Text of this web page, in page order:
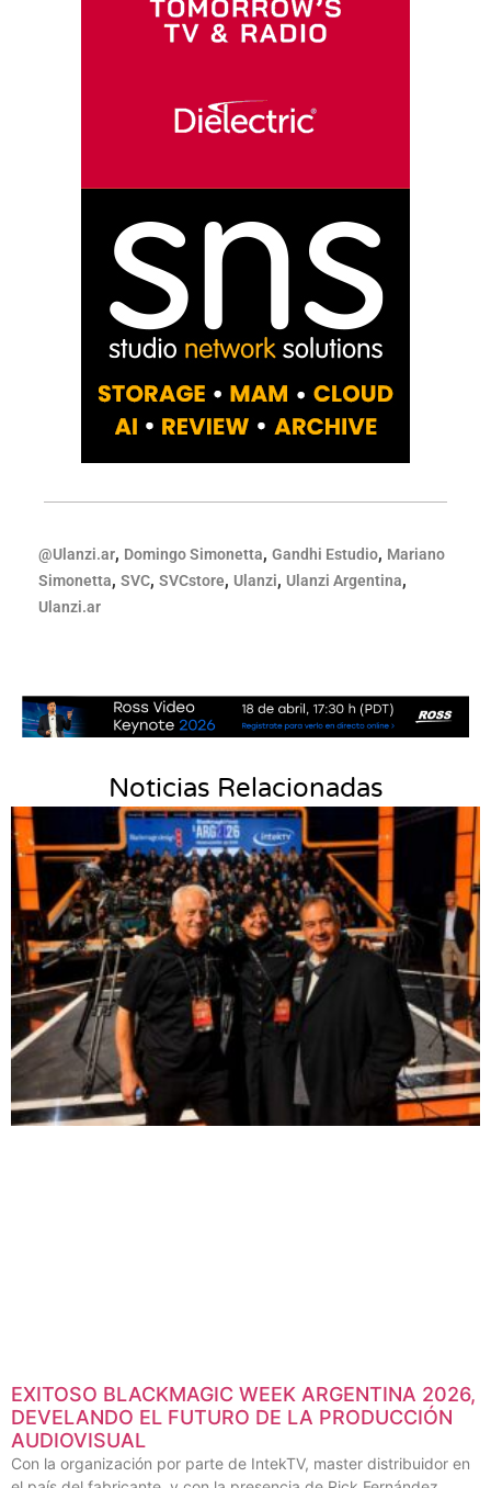
@Ulanzi.ar, Domingo Simonetta, Gandhi Estudio, Mariano
Simonetta, SVC, SVCstore, Ulanzi, Ulanzi Argentina,
Ulanzi.ar
Noticias Relacionadas
EXITOSO BLACKMAGIC WEEK ARGENTINA 2026,
DEVELANDO EL FUTURO DE LA PRODUCCIÓN
AUDIOVISUAL
Con la organización por parte de IntekTV, master distribuidor en